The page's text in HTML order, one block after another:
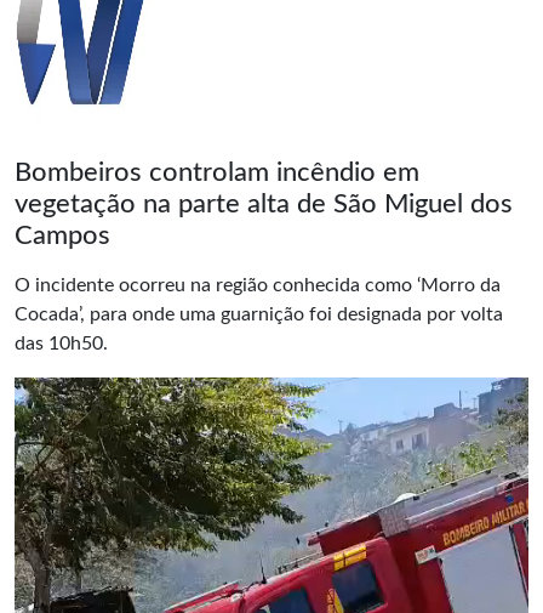
Bombeiros controlam incêndio em
vegetação na parte alta de São Miguel dos
Campos
O incidente ocorreu na região conhecida como ‘Morro da
Cocada’, para onde uma guarnição foi designada por volta
das 10h50.